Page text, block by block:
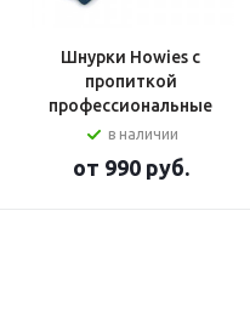
Шнурки Howies с
пропиткой
профессиональные
в наличии
от 990 руб.